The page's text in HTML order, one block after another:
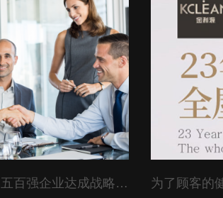
金利源净水器与多家世界五百强企业达成战略合作协议